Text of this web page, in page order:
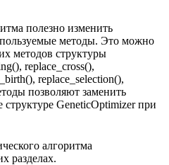
полезно изменить
методы. Это можно
методов структуры
replace_cross(),
replace_selection(),
позволяют заменить
GeneticOptimizer при
алгоритма
разделах.